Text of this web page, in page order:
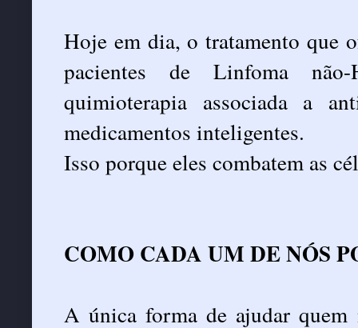
Hoje em dia, o tratamento que
pacientes de Linfoma
quimioterapia associada a
medicamentos inteligentes.
Isso porque eles combatem as
COMO CADA UM DE NÓS
A única forma de ajudar quem